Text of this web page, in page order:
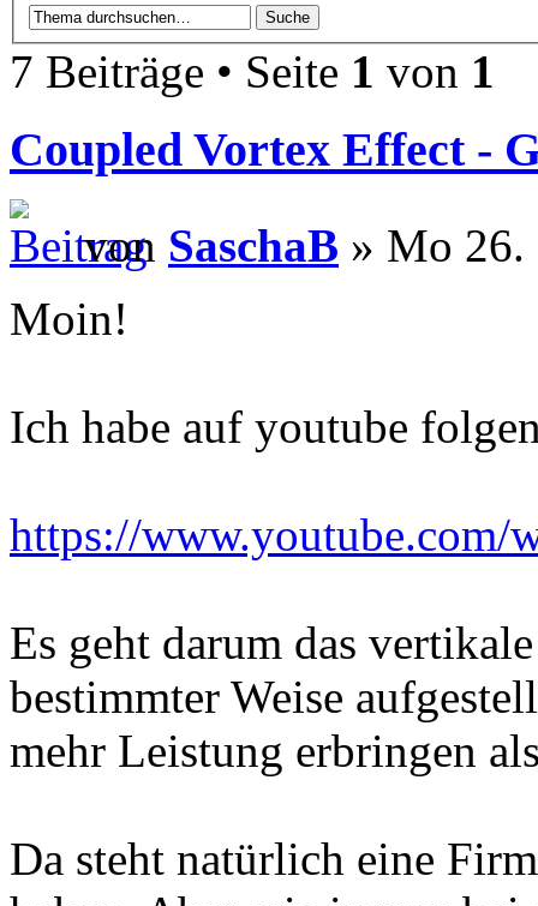
7 Beiträge • Seite 1 von 1
Coupled Vortex Effect -
von SaschaB » Mo 26.
Moin!
Ich habe auf youtube
https://www.youtube.com/
Es geht darum das
bestimmter Weise
mehr Leistung erbringen
Da steht natürlich eine